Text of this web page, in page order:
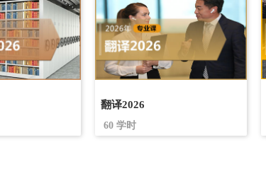
翻译2026
60 学时